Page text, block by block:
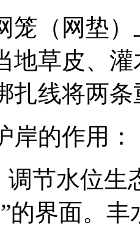
笼（网垫
地草皮、
扎线将两
岸的作用：
调节水位生
的界面。